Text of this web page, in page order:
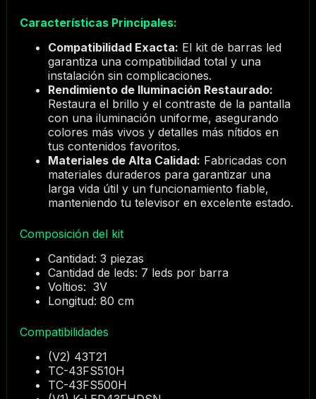
Características Principales:
Compatibilidad Exacta: El kit de barras led
garantiza una compatibilidad total y una
instalación sin complicaciones.
Rendimiento de Iluminación Restaurado:
Restaura el brillo y el contraste de la pantalla
con una iluminación uniforme, asegurando
colores más vivos y detalles más nítidos en
tus contenidos favoritos.
Materiales de Alta Calidad: Fabricadas con
materiales duraderos para garantizar una
larga vida útil y un funcionamiento fiable,
manteniendo tu televisor en excelente estado.
Composición del kit
Cantidad: 3 piezas
Cantidad de leds: 7 leds por barra
Voltios: 3V
Longitud: 80 cm
Compatibilidades
(V2) 43T21
TC-43FS510H
TC-43FS500H